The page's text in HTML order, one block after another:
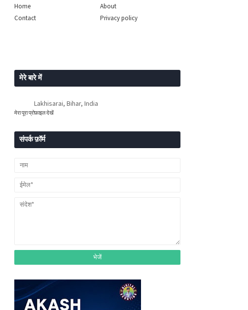
Home
About
Contact
Privacy policy
मेरे बारे में
Lakhisarai, Bihar, India
मेरा पूरा प्रोफ़ाइल देखें
संपर्क फ़ॉर्म